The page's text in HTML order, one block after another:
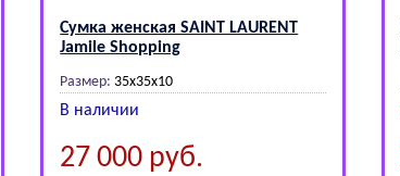
Сумка женская SАINТ LАURЕNТ
Jamile Shopping
Размер: 35x35x10
В наличии
27 000 руб.